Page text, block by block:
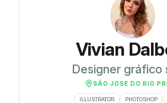
Vivian
Designer gráfico
SÃO JOSE DO RIO
ILLUSTRATOR PHOTOSHOP